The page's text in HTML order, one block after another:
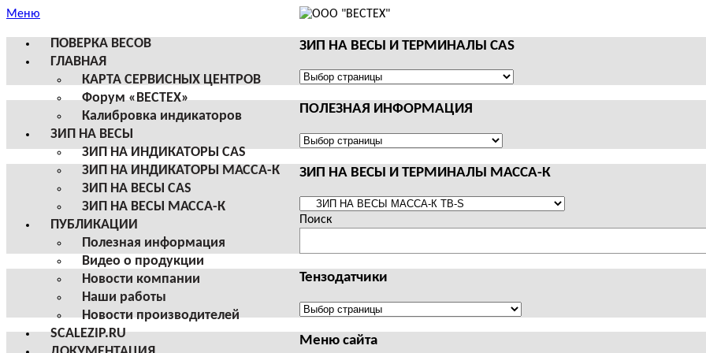
Меню
ПОВЕРКА ВЕСОВ
ГЛАВНАЯ
КАРТА СЕРВИСНЫХ ЦЕНТРОВ
Форум «ВЕСТЕХ»
Калибровка индикаторов
ЗИП НА ВЕСЫ
ЗИП НА ИНДИКАТОРЫ CAS
ЗИП НА ИНДИКАТОРЫ МАССА-К
ЗИП НА ВЕСЫ CAS
ЗИП НА ВЕСЫ МАССА-К
ПУБЛИКАЦИИ
Полезная информация
Видео о продукции
Новости компании
Наши работы
Новости производителей
SCALEZIP.RU
ЗИП НА ВЕСЫ И ТЕРМИНАЛЫ CAS
ЗИП
ВЕСЫ
ТЕРМИНАЛЫ
ПОЛЕЗНАЯ ИНФОРМАЦИЯ
ПОЛЕЗНАЯ
ЗИП НА ВЕСЫ И ТЕРМИНАЛЫ МАССА-К
ЗИП
НА
И
ТЕРМИНАЛЫ
МАССА-
Поиск
Тензодатчики
Тензодатчики
Меню сайта